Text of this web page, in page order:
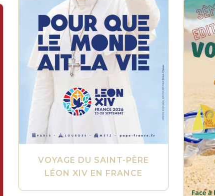
VOYAGE DU SAINT-PÈRE
LÉON XIV EN FRANCE